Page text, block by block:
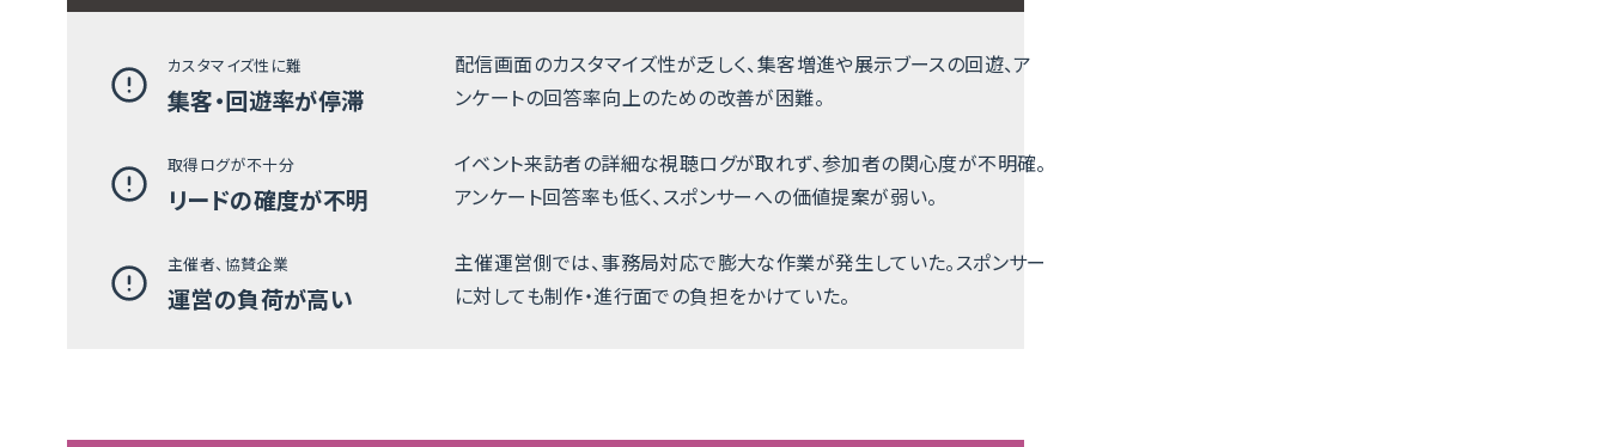
カスタマイズ性に難
集客・回遊率が停滞
配信画面のカスタマイズ性が乏しく、集客増進や展示ブースの回遊、ア
ンケートの回答率向上のための改善が困難。
取得ログが不十分
リードの確度が不明
イベント来訪者の詳細な視聴ログが取れず、参加者の関心度が不明確。
アンケート回答率も低く、スポンサーへの価値提案が弱い。
主催者、協賛企業
運営の負荷が高い
主催運営側では、事務局対応で膨大な作業が発生していた。スポンサー
に対しても制作・進行面での負担をかけていた。